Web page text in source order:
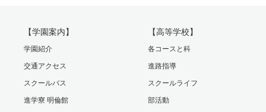
【学園案内】
学園紹介
交通アクセス
スクールバス
進学寮 明倫館
【高等学校】
各コースと科
進路指導
スクールライフ
部活動